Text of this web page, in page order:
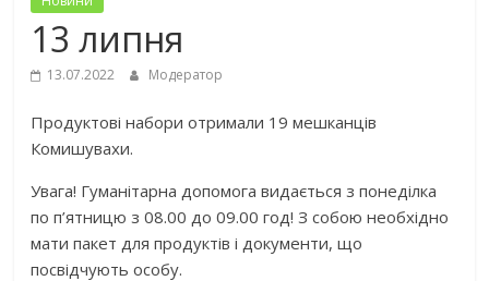
13 липня
13.07.2022 Модератор
Продуктові набори отримали 19 мешканців
Комишувахи.
Увага! Гуманітарна допомога видається з понеділка
по п’ятницю з 08.00 до 09.00 год! З собою необхідно
мати пакет для продуктів і документи, що
посвідчують особу.